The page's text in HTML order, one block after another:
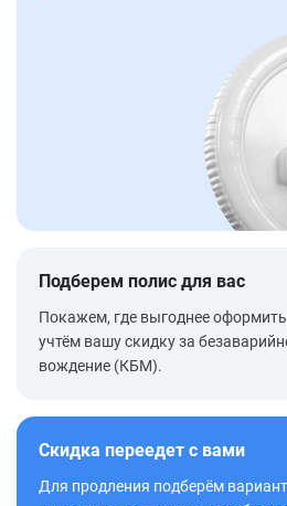
Подберем полис для вас
Покажем, где выгоднее оформить
учтём вашу скидку за
вождение (КБМ).
Скидка переедет с вами
Для продления подберём